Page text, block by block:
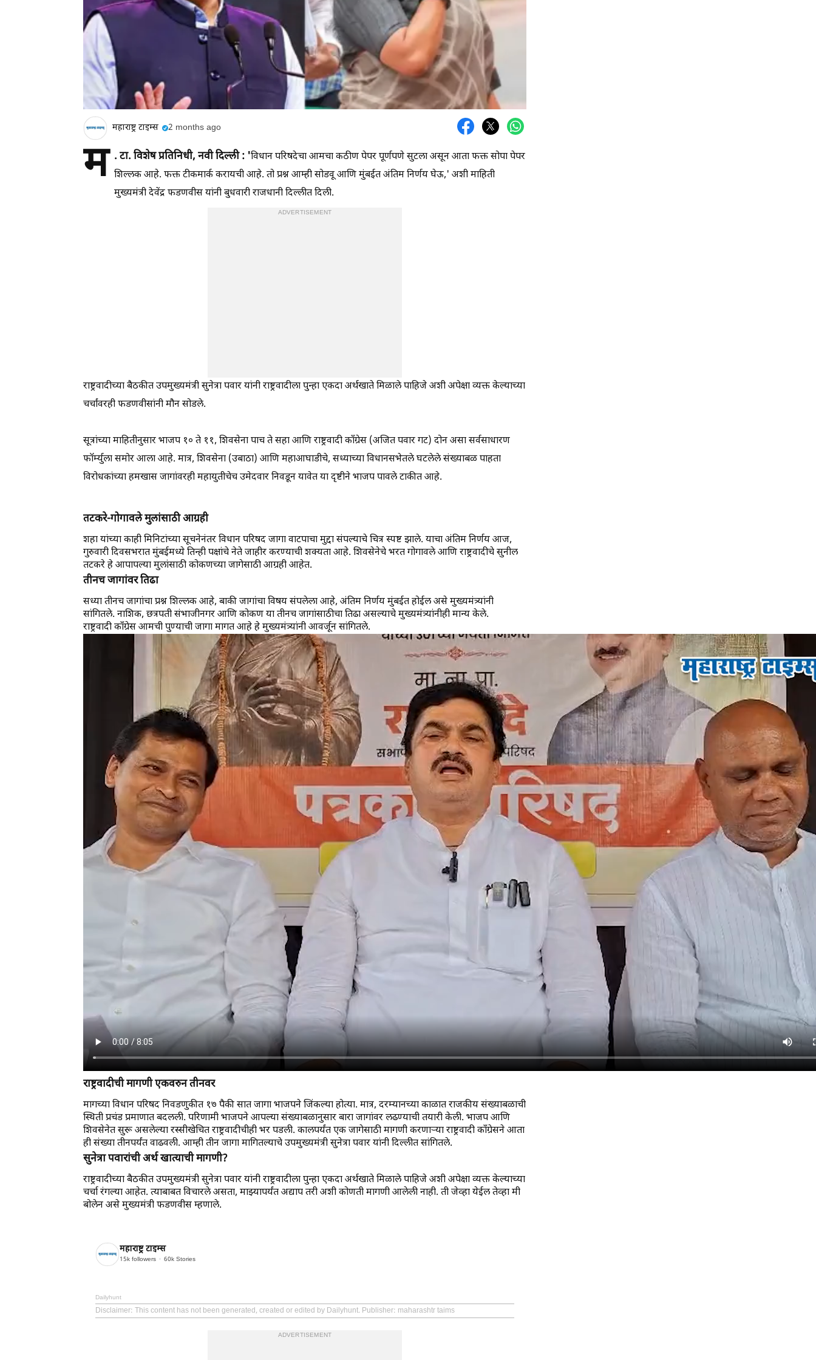
महाराष्ट्र टाइम्स 2 months ago
म . टा. विशेष प्रतिनिधी, नवी दिल्ली : 'विधान परिषदेचा आमचा कठीण पेपर पूर्णपणे सुटला असून आता फक्त सोपा पेपर
शिल्लक आहे. फक्त टीकमार्क करायची आहे. तो प्रश्न आम्ही सोडवू आणि मुंबईत अंतिम निर्णय घेऊ,' अशी माहिती
मुख्यमंत्री देवेंद्र फडणवीस यांनी बुधवारी राजधानी दिल्लीत दिली.
ADVERTISEMENT
राष्ट्रवादीच्या बैठकीत उपमुख्यमंत्री सुनेत्रा पवार यांनी राष्ट्रवादीला पुन्हा एकदा अर्थखाते मिळाले पाहिजे अशी अपेक्षा व्यक्त केल्याच्या
चर्चांवरही फडणवीसांनी मौन सोडले.
सूत्रांच्या माहितीनुसार भाजप १० ते ११, शिवसेना पाच ते सहा आणि राष्ट्रवादी काँग्रेस (अजित पवार गट) दोन असा सर्वसाधारण
फॉर्म्युला समोर आला आहे. मात्र, शिवसेना (उबाठा) आणि महाआघाडीचे, सध्याच्या विधानसभेतले घटलेले संख्याबळ पाहता
विरोधकांच्या हमखास जागांवरही महायुतीचेच उमेदवार निवडून यावेत या दृष्टीने भाजप पावले टाकीत आहे.
तटकरे-गोगावले मुलांसाठी आग्रही
शहा यांच्या काही मिनिटांच्या सूचनेनंतर विधान परिषद जागा वाटपाचा मुद्दा संपल्याचे चित्र स्पष्ट झाले. याचा अंतिम निर्णय आज,
गुरुवारी दिवसभरात मुंबईमध्ये तिन्ही पक्षांचे नेते जाहीर करण्याची शक्यता आहे. शिवसेनेचे भरत गोगावले आणि राष्ट्रवादीचे सुनील
तटकरे हे आपापल्या मुलांसाठी कोकणच्या जागेसाठी आग्रही आहेत.
तीनच जागांवर तिढा
सध्या तीनच जागांचा प्रश्न शिल्लक आहे, बाकी जागांचा विषय संपलेला आहे, अंतिम निर्णय मुंबईत होईल असे मुख्यमंत्र्यांनी
सांगितले. नाशिक, छत्रपती संभाजीनगर आणि कोकण या तीनच जागांसाठीचा तिढा असल्याचे मुख्यमंत्र्यांनीही मान्य केले.
राष्ट्रवादी काँग्रेस आमची पुण्याची जागा मागत आहे हे मुख्यमंत्र्यांनी आवर्जून सांगितले.
राष्ट्रवादीची मागणी एकवरुन तीनवर
मागच्या विधान परिषद निवडणुकीत १७ पैकी सात जागा भाजपने जिंकल्या होत्या. मात्र, दरम्यानच्या काळात राजकीय संख्याबळाची
स्थिती प्रचंड प्रमाणात बदलली. परिणामी भाजपने आपल्या संख्याबळानुसार बारा जागांवर लढण्याची तयारी केली. भाजप आणि
शिवसेनेत सुरू असलेल्या रस्सीखेचित राष्ट्रवादीचीही भर पडली. कालपर्यंत एक जागेसाठी मागणी करणाऱ्या राष्ट्रवादी काँग्रेसने आता
ही संख्या तीनपर्यंत वाढवली. आम्ही तीन जागा मागितल्याचे उपमुख्यमंत्री सुनेत्रा पवार यांनी दिल्लीत सांगितले.
सुनेत्रा पवारांची अर्थ खात्याची मागणी?
राष्ट्रवादीच्या बैठकीत उपमुख्यमंत्री सुनेत्रा पवार यांनी राष्ट्रवादीला पुन्हा एकदा अर्थखाते मिळाले पाहिजे अशी अपेक्षा व्यक्त केल्याच्या
चर्चा रंगल्या आहेत. त्याबाबत विचारले असता, माझ्यापर्यंत अद्याप तरी अशी कोणती मागणी आलेली नाही. ती जेव्हा येईल तेव्हा मी
बोलेन असे मुख्यमंत्री फडणवीस म्हणाले.
महाराष्ट्र टाइम्स
15k followers 60k Stories
Dailyhunt
Disclaimer: This content has not been generated, created or edited by Dailyhunt. Publisher: maharashtr taims
ADVERTISEMENT